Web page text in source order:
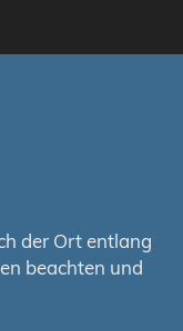
der Ort entlang
beachten und